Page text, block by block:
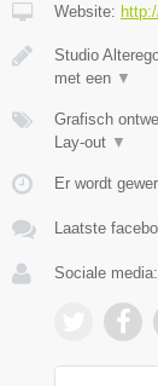
Website:
Studio
met een ▼
Grafisch
Lay-out ▼
Er wordt
Laatste
Sociale media: